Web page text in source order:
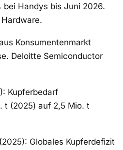
Handys bis Juni 2026.
Hardware.
Konsumentenmarkt
Deloitte Semiconductor
Kupferbedarf
t (2025) auf 2,5 Mio. t
Globales Kupferdefizit